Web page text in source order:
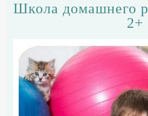
Школа домашнего
2+